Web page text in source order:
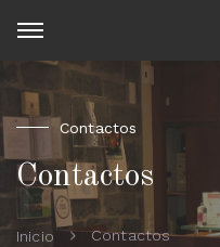
Contactos
Contactos
Inicio Contactos